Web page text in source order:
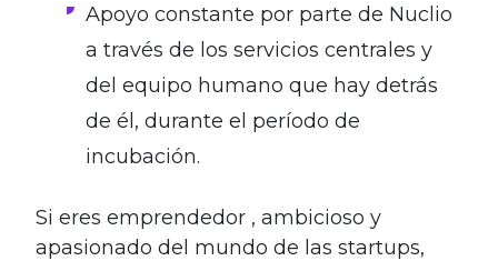
Apoyo constante por parte de Nuclio
a través de los servicios centrales y
del equipo humano que hay detrás
de él, durante el período de
incubación.
Si eres emprendedor , ambicioso y
apasionado del mundo de las startups,